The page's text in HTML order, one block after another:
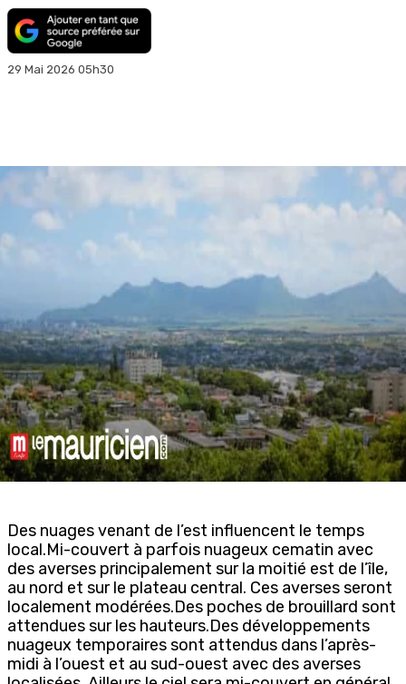
29 Mai 2026 05h30
Des nuages venant de l’est influencent le temps
local.Mi-couvert à parfois nuageux cematin avec
des averses principalement sur la moitié est de l’île,
au nord et sur le plateau central. Ces averses seront
localement modérées.Des poches de brouillard sont
attendues sur les hauteurs.Des développements
nuageux temporaires sont attendus dans l’après-
midi à l’ouest et au sud-ouest avec des averses